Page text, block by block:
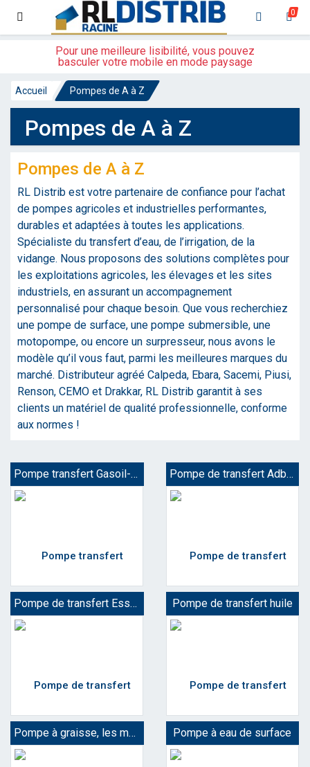
0
Pour une meilleure lisibilité, vous pouvez
basculer votre mobile en mode paysage
Accueil Pompes de A à Z
Pompes de A à Z
Pompes de A à Z
RL Distrib est votre partenaire de confiance pour l’achat
de pompes agricoles et industrielles performantes,
durables et adaptées à toutes les applications.
Spécialiste du transfert d’eau, de l’irrigation, de la
vidange. Nous proposons des solutions complètes pour
les exploitations agricoles, les élevages et les sites
industriels, en assurant un accompagnement
personnalisé pour chaque besoin. Que vous recherchiez
une pompe de surface, une pompe submersible, une
motopompe, ou encore un surpresseur, nous avons le
modèle qu’il vous faut, parmi les meilleures marques du
marché. Distributeur agréé Calpeda, Ebara, Sacemi, Piusi,
Renson, CEMO et Drakkar, RL Distrib garantit à ses
clients un matériel de qualité professionnelle, conforme
aux normes !
Pompe transfert Gasoil-GNR-Fuel Pompe de transfert Adblue
Pompe de transfert Essence Pompe de transfert huile
Pompe à graisse, les modèles Pompe à eau de surface